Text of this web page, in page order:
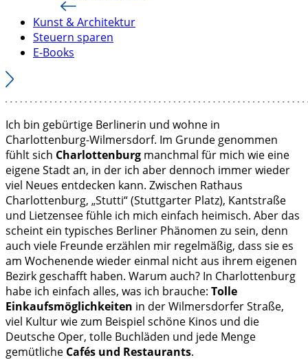
Kunst & Architektur
Steuern sparen
E-Books
Ich bin gebürtige Berlinerin und wohne in
Charlottenburg-Wilmersdorf. Im Grunde genommen
fühlt sich Charlottenburg manchmal für mich wie eine
eigene Stadt an, in der ich aber dennoch immer wieder
viel Neues entdecken kann. Zwischen Rathaus
Charlottenburg, „Stutti“ (Stuttgarter Platz), Kantstraße
und Lietzensee fühle ich mich einfach heimisch. Aber das
scheint ein typisches Berliner Phänomen zu sein, denn
auch viele Freunde erzählen mir regelmäßig, dass sie es
am Wochenende wieder einmal nicht aus ihrem eigenen
Bezirk geschafft haben. Warum auch? In Charlottenburg
habe ich einfach alles, was ich brauche: Tolle
Einkaufsmöglichkeiten in der Wilmersdorfer Straße,
viel Kultur wie zum Beispiel schöne Kinos und die
Deutsche Oper, tolle Buchläden und jede Menge
gemütliche Cafés und Restaurants.